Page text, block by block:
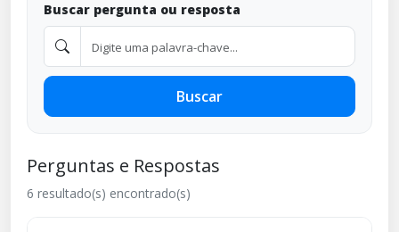
Buscar pergunta ou resposta
Buscar
Perguntas e Respostas
6 resultado(s) encontrado(s)